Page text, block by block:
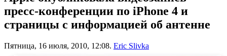
пресс-конференции по iPhone 4 и
страницы с информацией об антенне
Пятница, 16 июля, 2010, 12:08. Eric Slivka